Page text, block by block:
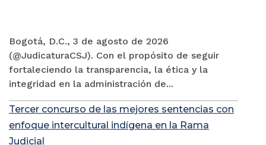
Bogotá, D.C., 3 de agosto de 2026
(@JudicaturaCSJ). Con el propósito de seguir
fortaleciendo la transparencia, la ética y la
integridad en la administración de...
Tercer concurso de las mejores sentencias con
enfoque intercultural indígena en la Rama
Judicial